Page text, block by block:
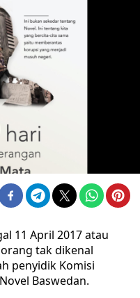
11 April 2017 atau
tak dikenal
penyidik Komisi
Baswedan.